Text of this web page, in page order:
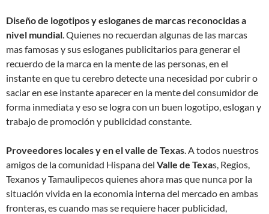
Diseño de logotipos y esloganes de marcas reconocidas a
nivel mundial. Quienes no recuerdan algunas de las marcas
mas famosas y sus esloganes publicitarios para generar el
recuerdo de la marca en la mente de las personas, en el
instante en que tu cerebro detecte una necesidad por cubrir o
saciar en ese instante aparecer en la mente del consumidor de
forma inmediata y eso se logra con un buen logotipo, eslogan y
trabajo de promoción y publicidad constante.
Proveedores locales y en el valle de Texas. A todos nuestros
amigos de la comunidad Hispana del Valle de Texas, Regios,
Texanos y Tamaulipecos quienes ahora mas que nunca por la
situación vivida en la economia interna del mercado en ambas
fronteras, es cuando mas se requiere hacer publicidad,